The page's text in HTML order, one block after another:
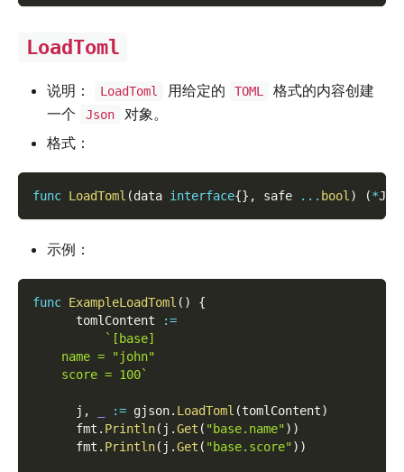
LoadToml
说明： LoadToml 用给定的 TOML
格式的内容创建
一个
Json
对象。
格式：
func LoadToml (data interface{} , safe ... bool ) (*
示例：
func ExampleLoadToml ( )
{
      tomlContent
:=
`[base]
    name = "john"
    score = 100`
      j
, := gjson. LoadToml (tomlContent)
      fmt
. Println( j .Get ( "base.name") )
      fmt
. Println( j .Get ( "base.score") )